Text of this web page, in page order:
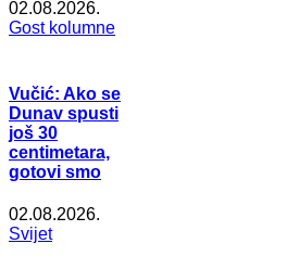
02.08.2026.
Gost kolumne
Vučić: Ako se
Dunav spusti
još 30
centimetara,
gotovi smo
02.08.2026.
Svijet